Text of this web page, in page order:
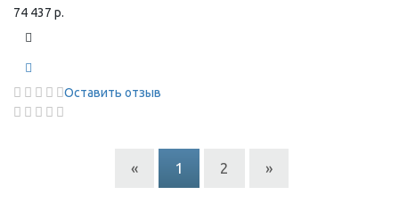
74 437 р.
Оставить отзыв
« 1 2 »